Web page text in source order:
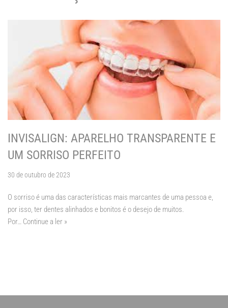
INVISALIGN: APARELHO TRANSPARENTE E
UM SORRISO PERFEITO
30 de outubro de 2023
O sorriso é uma das características mais marcantes de uma pessoa e,
por isso, ter dentes alinhados e bonitos é o desejo de muitos.
Por… Continue a ler »